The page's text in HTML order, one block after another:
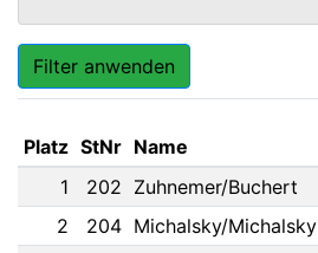
Filter anwenden
Platz StNr Name
1
202 Zuhnemer/Buchert
2
204 Michalsky/Michalsky